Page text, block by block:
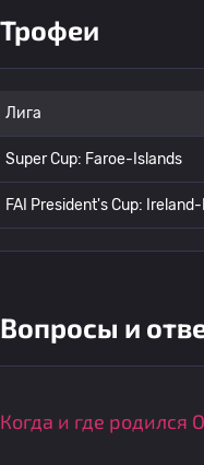
Трофеи
Лига
Super Cup: Faroe-Islands
FAI President's Cup:
Вопросы и
Когда и где родился